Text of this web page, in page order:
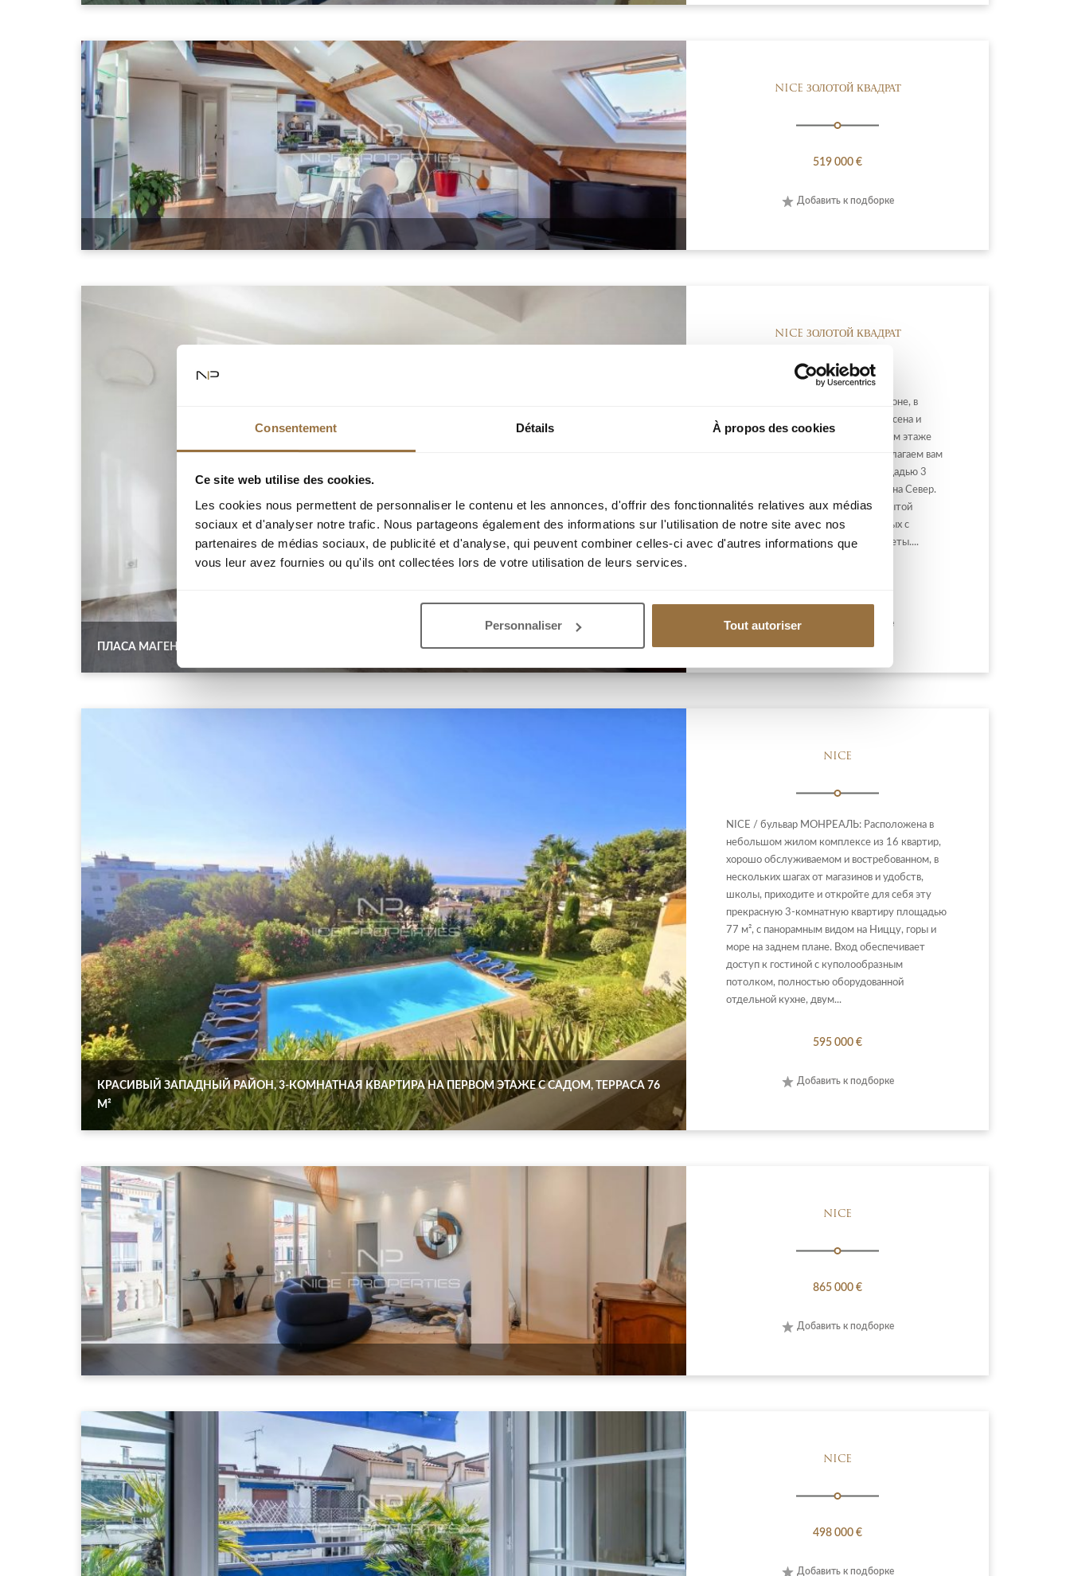
Consentement Détails À propos des cookies
Ce site web utilise des cookies.
Les cookies nous permettent de personnaliser le contenu et les annonces, d'offrir des fonctionnalités relatives aux médias
sociaux et d'analyser notre trafic. Nous partageons également des informations sur l'utilisation de notre site avec nos
partenaires de médias sociaux, de publicité et d'analyse, qui peuvent combiner celles-ci avec d'autres informations que
vous leur avez fournies ou qu'ils ont collectées lors de votre utilisation de leurs services.
Personnaliser Tout autoriser
NICE ЗОЛОТОЙ КВАДРАТ
519 000 €
Добавить к подборке
ПЛАСА МАГЕНТА, НА ВЫСОКОМ ЭТАЖЕ, 3-КОМНАТНАЯ КВАРТИРА ПЛОЩАДЬЮ 63 М2
NICE ЗОЛОТОЙ КВАДРАТ
НИЖНИЙ НЬІЖ: на пешеходной зоне, в
нескольких шагах от Площади Массена и
рядом с Променадом ангелов, на 4-м этаже
здания в Ницце с лифтом, мы предлагаем вам
эту квартиру для обновления площадью 3
комнаты 63 м², проходящую с Юга на Север.
При входе есть зона отдыха с открытой
кухней, две спальни, одна из которых с
балконом, а также две ванны/туалеты....
Добавить к подборке
КРАСИВЫЙ ЗАПАДНЫЙ РАЙОН, 3-КОМНАТНАЯ КВАРТИРА НА ПЕРВОМ ЭТАЖЕ С САДОМ, ТЕРРАСА 76
М²
NICE
NICE / бульвар МОНРЕАЛЬ: Расположена в
небольшом жилом комплексе из 16 квартир,
хорошо обслуживаемом и востребованном, в
нескольких шагах от магазинов и удобств,
школы, приходите и откройте для себя эту
прекрасную 3-комнатную квартиру площадью
77 м², с панорамным видом на Ниццу, горы и
море на заднем плане. Вход обеспечивает
доступ к гостиной с куполообразным
потолком, полностью оборудованной
отдельной кухне, двум...
595 000 €
Добавить к подборке
NICE
865 000 €
Добавить к подборке
NICE
498 000 €
Добавить к подборке